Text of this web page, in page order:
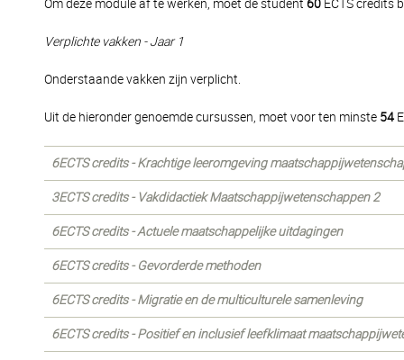
Om deze module af te werken, moet de student 60 ECTS credits
Verplichte vakken - Jaar 1
Onderstaande vakken zijn verplicht.
Uit de hieronder genoemde cursussen, moet voor ten minste 54
6ECTS credits - Krachtige leeromgeving
3ECTS credits - Vakdidactiek Maatschappijwetenschappen 2
6ECTS credits - Actuele maatschappelijke uitdagingen
6ECTS credits - Gevorderde methoden
6ECTS credits - Migratie en de multiculturele samenleving
6ECTS credits - Positief en inclusief leefklimaat